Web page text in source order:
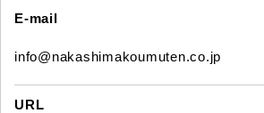
E-mail
info@nakashimakoumuten.co.jp
URL